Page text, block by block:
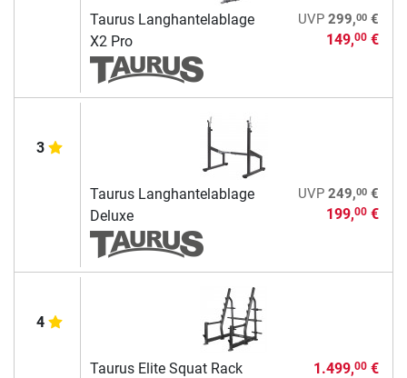
Taurus Langhantelablage
X2 Pro
UVP 299,00€
149,00€
3
Taurus Langhantelablage
Deluxe
UVP 249,00€
199,00€
4
Taurus Elite Squat Rack 1.499,00€